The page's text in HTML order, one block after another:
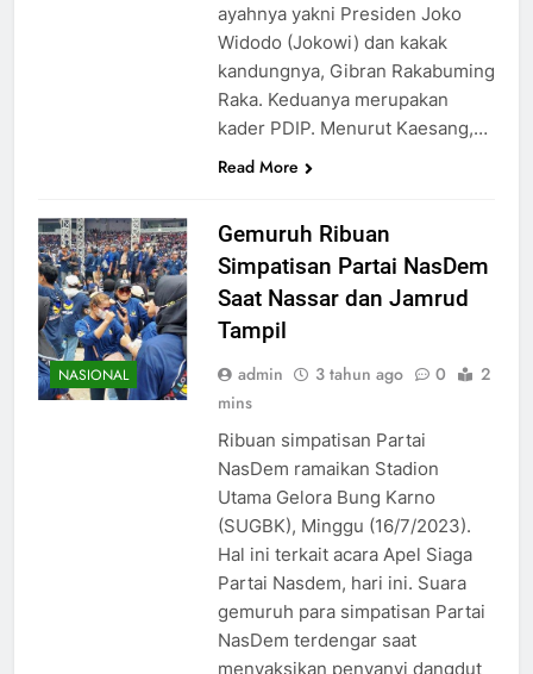
ayahnya yakni Presiden Joko
Widodo (Jokowi) dan kakak
kandungnya, Gibran Rakabuming
Raka. Keduanya merupakan
kader PDIP. Menurut Kaesang,…
Read More
NASIONAL
Gemuruh Ribuan
Simpatisan Partai NasDem
Saat Nassar dan Jamrud
Tampil
admin 3 tahun ago 0
2
mins
Ribuan simpatisan Partai
NasDem ramaikan Stadion
Utama Gelora Bung Karno
(SUGBK), Minggu (16/7/2023).
Hal ini terkait acara Apel Siaga
Partai Nasdem, hari ini. Suara
gemuruh para simpatisan Partai
NasDem terdengar saat
menyaksikan penyanyi dangdut